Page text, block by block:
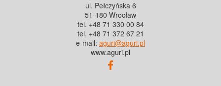
ul. Pełczyńska 6
51-180 Wrocław
tel. +48 71 330 00 84
tel. +48 71 372 67 21
e-mail: aguri@aguri.pl
www.aguri.pl
